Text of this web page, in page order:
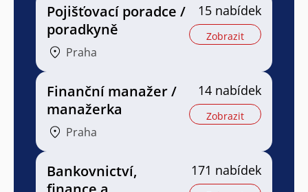
Pojišťovací poradce /
poradkyně
Praha
15 nabídek
Zobrazit
Finanční manažer /
manažerka
Praha
14 nabídek
Zobrazit
Bankovnictví,
171 nabídek